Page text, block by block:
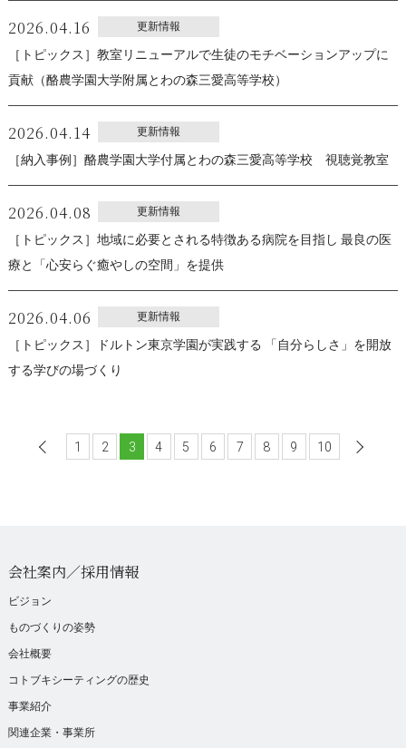
2026.04.16 更新情報
［トピックス］教室リニューアルで生徒のモチベーションアップに
貢献（酪農学園大学附属とわの森三愛高等学校）
2026.04.14 更新情報
［納入事例］酪農学園大学付属とわの森三愛高等学校 視聴覚教室
2026.04.08 更新情報
［トピックス］地域に必要とされる特徴ある病院を目指し 最良の医
療と「心安らぐ癒やしの空間」を提供
2026.04.06 更新情報
［トピックス］ドルトン東京学園が実践する 「自分らしさ」を開放
する学びの場づくり
前へ
1 2 3 4 5 6 7 8 9 10
会社案内／採用情報
ビジョン
ものづくりの姿勢
会社概要
コトブキシーティングの歴史
事業紹介
関連企業・事業所